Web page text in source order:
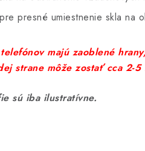
presné umiestnenie skla na
majú zaoblené
strane môže zostať cca 2-5
sú iba ilustratívne.